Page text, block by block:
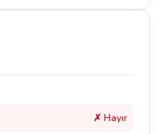
✗ Hayır